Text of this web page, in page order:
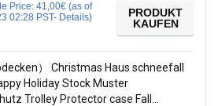
Price: 41,00€ (as of
02:28 PST- Details)
PRODUKT
KAUFEN
） Christmas Haus schneefall
Holiday Stock Muster
Trolley Protector case Fall…